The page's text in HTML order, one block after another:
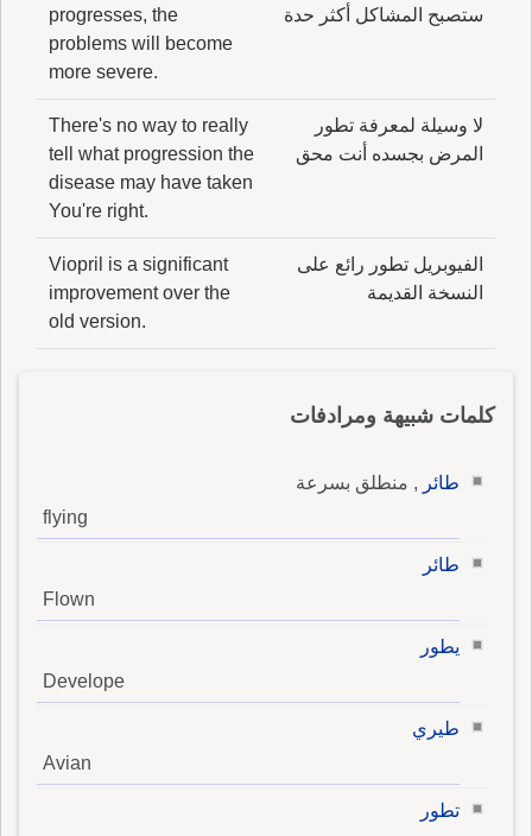
ستصبح المشاكل أكثر حدة
progresses, the
problems will become
more severe.
لا وسيلة لمعرفة تطور
المرض بجسده أنت محق
There's no way to really
tell what progression the
disease may have taken
You're right.
الفيوبريل تطور رائع على
النسخة القديمة
Viopril is a significant
improvement over the
old version.
كلمات شبيهة ومرادفات
طائر , منطلق بسرعة
flying
طائر
Flown
يطور
Develope
طيري
Avian
تطور